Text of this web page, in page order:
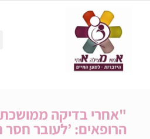
"אחרי בדיקה ממושכת
הרופאים: ’לעובר